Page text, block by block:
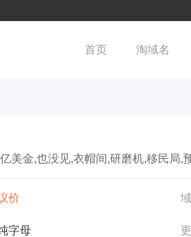
首页 淘域名
美金,也没见,衣帽间,研磨机,移民局,
价
字母